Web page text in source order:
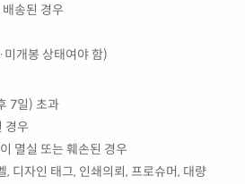
송된 경우
개봉 상태여야 함)
7일) 초과
경우
멸실 또는 훼손된 경우
, 디자인 태그, 인쇄의뢰, 프로슈머, 대량